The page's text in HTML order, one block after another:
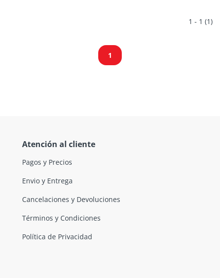
1 - 1 (1)
1
Atención al cliente
Pagos y Precios
Envio y Entrega
Cancelaciones y Devoluciones
Términos y Condiciones
Política de Privacidad